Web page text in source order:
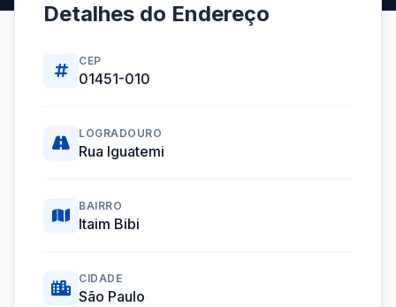
Detalhes do Endereço
CEP
01451-010
LOGRADOURO
Rua Iguatemi
BAIRRO
Itaim Bibi
CIDADE
São Paulo